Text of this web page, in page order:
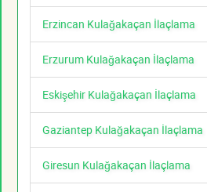
Erzincan Kulağakaçan İlaçlama
Erzurum Kulağakaçan İlaçlama
Eskişehir Kulağakaçan İlaçlama
Gaziantep Kulağakaçan İlaçlama
Giresun Kulağakaçan İlaçlama